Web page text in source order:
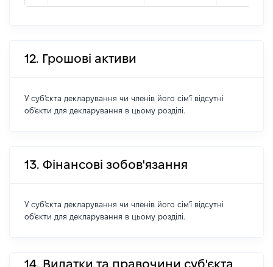
12. Грошові активи
У суб'єкта декларування чи членів його сім'ї відсутні
об'єкти для декларування в цьому розділі.
13. Фінансові зобов'язання
У суб'єкта декларування чи членів його сім'ї відсутні
об'єкти для декларування в цьому розділі.
14. Видатки та правочини суб'єкта